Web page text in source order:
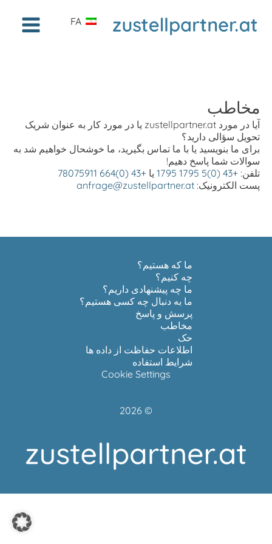
مخاطب
آیا در مورد zustellpartner.at یا در مورد کار به عنوان شریک
تحویل سؤالی دارید؟
برای ما بنویسید یا با ما تماس بگیرید، ما خوشحال خواهیم شد به
سوالات شما پاسخ دهیم!
تلفن: +43 (0)5 1795 1795 یا +43 (0)664 78075911
پست الکترونیک: anfrage@zustellpartner.at
ما که هستیم؟
چه کنیم؟
ما چه پیشنهادی داریم؟
ما به دنبال چه کسی هستیم؟
پرسش و پاسخ
مخاطب
حک
اطلاعات حفاظت از داده ها
شرایط استفاده
Cookie Settings
© 2026